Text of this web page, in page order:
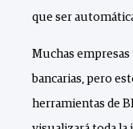
que ser
Muchas
bancarias, pero
herramientas de